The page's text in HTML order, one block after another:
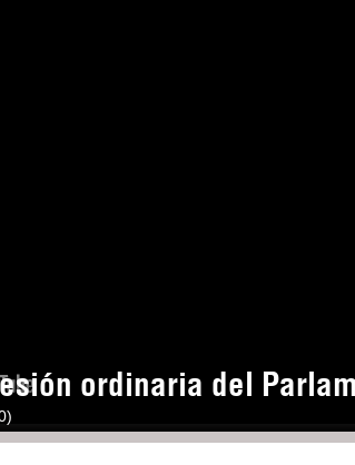
ordinaria del